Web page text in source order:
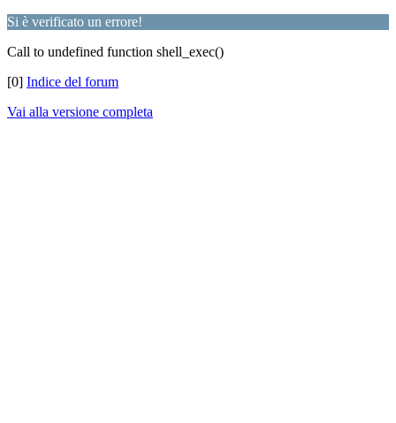
Si è verificato un errore!
Call to undefined function shell_exec()
[0] Indice del forum
Vai alla versione completa